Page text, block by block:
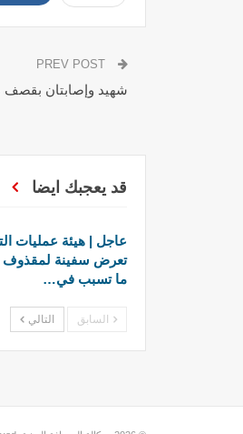
شهيد وإصابتان بقصف
قد يعجبك ايضا
عاجل | هيئة عمليات
تعرض سفينة لمقذوف
ما تسبب في…
السابق التالي